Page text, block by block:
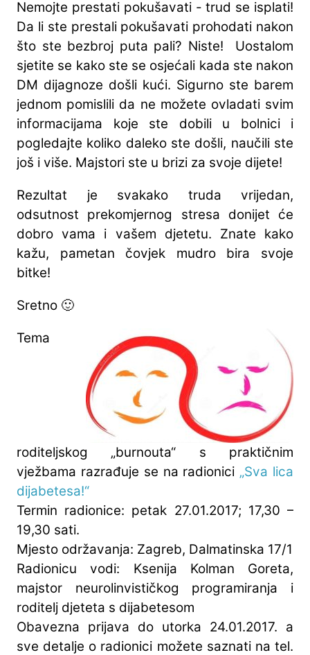
Nemojte prestati pokušavati - trud se isplati!
Da li ste prestali pokušavati prohodati nakon
što ste bezbroj puta pali? Niste! Uostalom
sjetite se kako ste se osjećali kada ste nakon
DM dijagnoze došli kući. Sigurno ste barem
jednom pomislili da ne možete ovladati svim
informacijama koje ste dobili u bolnici i
pogledajte koliko daleko ste došli, naučili ste
još i više. Majstori ste u brizi za svoje dijete!
Rezultat je svakako truda vrijedan,
odsutnost prekomjernog stresa donijet će
dobro vama i vašem djetetu. Znate kako
kažu, pametan čovjek mudro bira svoje
bitke!
Sretno 🙂
Tema
roditeljskog „burnouta“ s praktičnim
vježbama razrađuje se na radionici „Sva lica
dijabetesa!“
Termin radionice: petak 27.01.2017; 17,30 –
19,30 sati.
Mjesto održavanja: Zagreb, Dalmatinska 17/1
Radionicu vodi: Ksenija Kolman Goreta,
majstor neurolinvističkog programiranja i
roditelj djeteta s dijabetesom
Obavezna prijava do utorka 24.01.2017. a
sve detalje o radionici možete saznati na tel.